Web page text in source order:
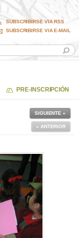
SUBSCRIBIRSE VIA RSS
SUBSCRIBIRSE VIA E-MAIL
PRE-INSCRIPCIÓN
SIGUIENTE »
« ANTERIOR